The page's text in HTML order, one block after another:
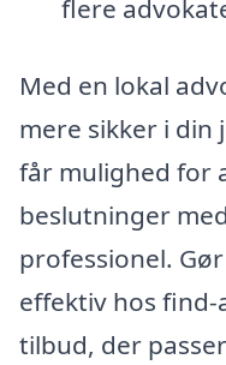
flere
Med en lokal
mere sikker i din
får mulighed for
beslutninger
professionel.
effektiv hos
tilbud, der